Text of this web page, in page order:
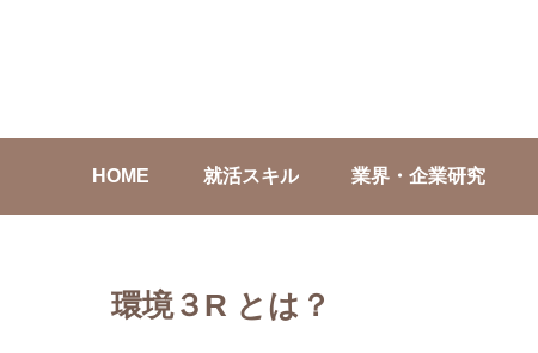
HOME 就活スキル 業界・企業研究
環境３R とは？